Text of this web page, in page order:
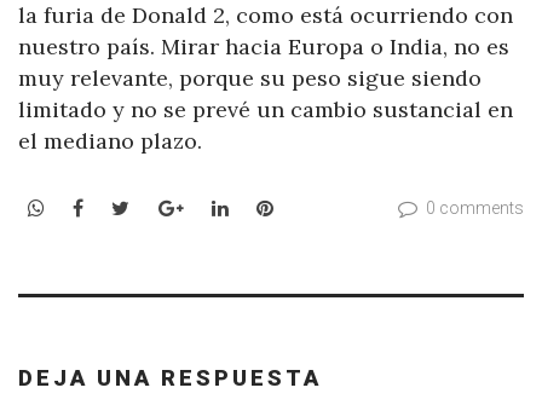
la furia de Donald 2, como está ocurriendo con
nuestro país. Mirar hacia Europa o India, no es
muy relevante, porque su peso sigue siendo
limitado y no se prevé un cambio sustancial en
el mediano plazo.
WhatsApp
Facebook
TwitterGoogle+LinkedInPinterest 0 comments
DEJA UNA RESPUESTA